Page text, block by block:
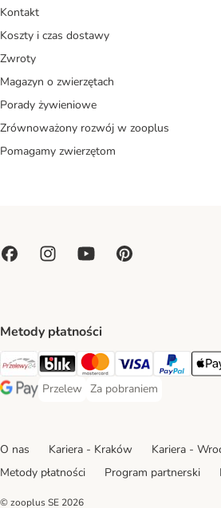
Kontakt
Koszty i czas dostawy
Zwroty
Magazyn o zwierzętach
Porady żywieniowe
Zrównoważony rozwój w zooplus
Pomagamy zwierzętom
Metody płatności
Przelewy24 Payment Method
Blik Payment Method
MasterCard Payment Method
Visa Payment
PayPal
Google Pay Payment Method
Przelew
Przelew Payment Method
Za pobraniem
Za pobraniem Payment
O nas Kariera - Kraków Kariera -
Metody płatności
Program partnerski
© zooplus SE 2026